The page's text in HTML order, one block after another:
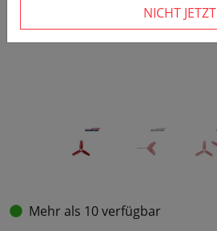
Mehr als 10 verfügbar
NICHT JETZT